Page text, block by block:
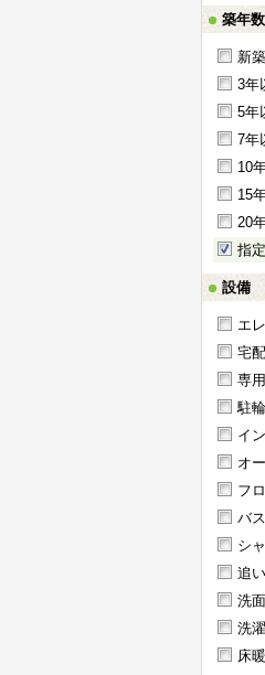
築年数
新
3年
5年
7年
10
15
20
指
設備
エ
宅
専
駐
イ
オ
フ
バ
シ
追
洗
洗
床